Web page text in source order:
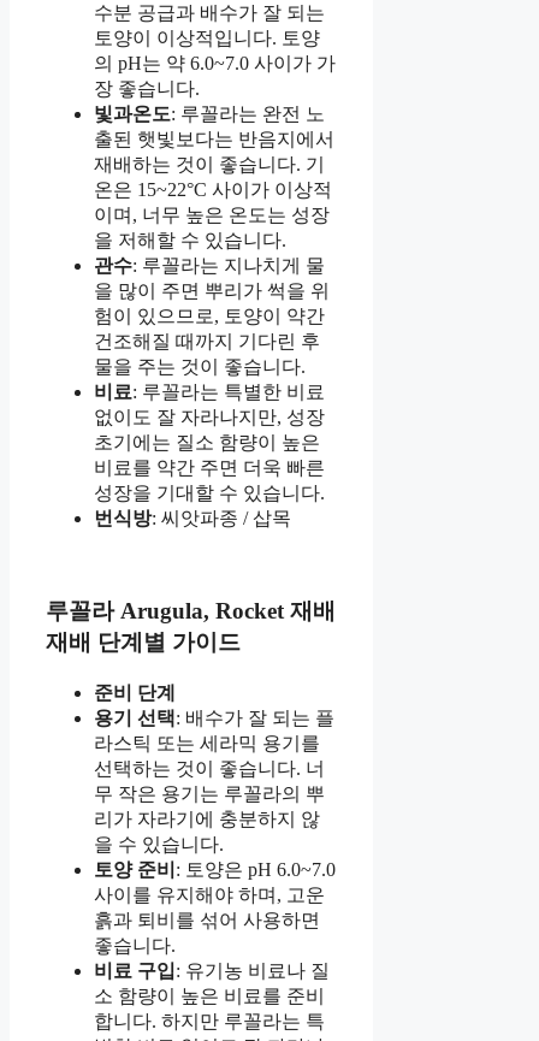
수분 공급과 배수가 잘 되는
토양이 이상적입니다. 토양
의 pH는 약 6.0~7.0 사이가 가
장 좋습니다.
빛과온도: 루꼴라는 완전 노
출된 햇빛보다는 반음지에서
재배하는 것이 좋습니다. 기
온은 15~22°C 사이가 이상적
이며, 너무 높은 온도는 성장
을 저해할 수 있습니다.
관수: 루꼴라는 지나치게 물
을 많이 주면 뿌리가 썩을 위
험이 있으므로, 토양이 약간
건조해질 때까지 기다린 후
물을 주는 것이 좋습니다.
비료: 루꼴라는 특별한 비료
없이도 잘 자라나지만, 성장
초기에는 질소 함량이 높은
비료를 약간 주면 더욱 빠른
성장을 기대할 수 있습니다.
번식방: 씨앗파종 / 삽목
루꼴라 Arugula, Rocket 재배
재배 단계별 가이드
준비 단계
용기 선택: 배수가 잘 되는 플
라스틱 또는 세라믹 용기를
선택하는 것이 좋습니다. 너
무 작은 용기는 루꼴라의 뿌
리가 자라기에 충분하지 않
을 수 있습니다.
토양 준비 : 토양은 pH 6.0~7.0
사이를 유지해야 하며, 고운
흙과 퇴비를 섞어 사용하면
좋습니다.
비료 구입: 유기농 비료나 질
소 함량이 높은 비료를 준비
합니다. 하지만 루꼴라는 특